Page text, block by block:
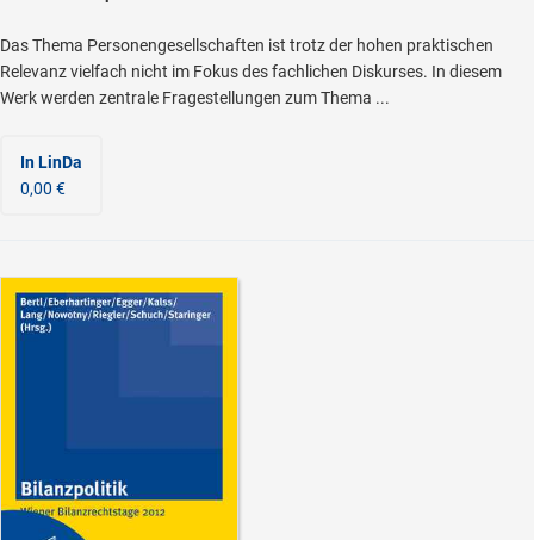
Das Thema Personengesellschaften ist trotz der hohen praktischen
Relevanz vielfach nicht im Fokus des fachlichen Diskurses. In diesem
Werk werden zentrale Fragestellungen zum Thema ...
In LinDa
0,00 €